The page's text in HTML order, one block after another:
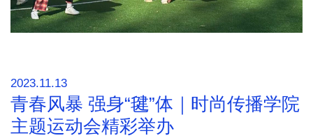
2023.11.13
青春风暴 强身“毽”体｜时尚传播学院
主题运动会精彩举办